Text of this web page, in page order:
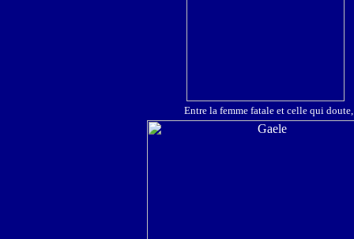
Entre la femme fatale et celle qui